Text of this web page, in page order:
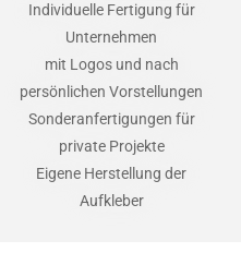
Individuelle Fertigung für
Unternehmen
mit Logos und nach
persönlichen Vorstellungen
Sonderanfertigungen für
private Projekte
Eigene Herstellung der
Aufkleber